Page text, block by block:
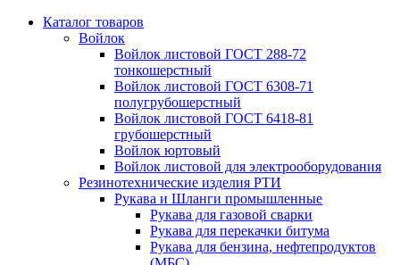
Каталог товаров
Войлок
Войлок листовой ГОСТ 288-72
тонкошерстный
Войлок листовой ГОСТ 6308-71
полугрубошерстный
Войлок листовой ГОСТ 6418-81
грубошерстный
Войлок юртовый
Войлок листовой для электрооборудования
Резинотехнические изделия РТИ
Рукава и Шланги промышленные
Рукава для газовой сварки
Рукава для перекачки битума
Рукава для бензина, нефтепродуктов